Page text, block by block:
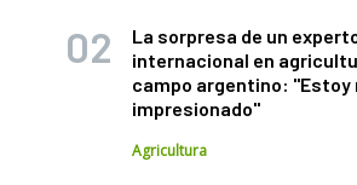
La sorpresa de un
internacional en
campo argentino: "Estoy
impresionado"
Agricultura